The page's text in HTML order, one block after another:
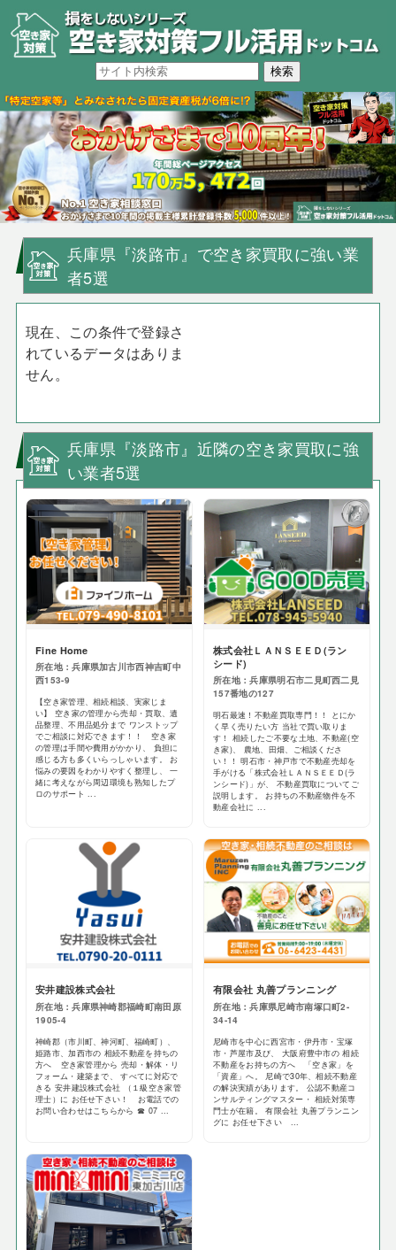
兵庫県『淡路市』で空き家買取に強い業
者5選
現在、この条件で登録さ
れているデータはありま
せん。
兵庫県『淡路市』近隣の空き家買取に強
い業者5選
Fine Home
所在地：兵庫県加古川市西神吉町中
西153-9
【空き家管理、相続相談、実家じま
い】 空き家の管理から売却・買取、遺
品整理、不用品処分まで ワンストップ
でご相談に対応できます！！ 空き家
の管理は手間や費用がかかり、 負担に
感じる方も多くいらっしゃいます。 お
悩みの要因をわかりやすく整理し、 一
緒に考えながら周辺環境も熟知したプ
ロのサポート ...
株式会社ＬＡＮＳＥＥＤ(ラン
シード)
所在地：兵庫県明石市二見町西二見
157番地の127
明石最速！不動産買取専門！！ とにか
く早く売りたい方 当社で買い取りま
す！ 相続したご不要な土地、不動産(空
き家)、 農地、田畑、ご相談くださ
い！！ 明石市・神戸市で不動産売却を
手がける「株式会社ＬＡＮＳＥＥＤ(ラ
ンシード)」が、 不動産買取についてご
説明します。 お持ちの不動産物件を不
動産会社に ...
安井建設株式会社
所在地：兵庫県神崎郡福崎町南田原
1905-4
神崎郡（市川町、神河町、福崎町）、
姫路市、加西市の 相続不動産を持ちの
方へ 空き家管理から 売却・解体・リ
フォーム・建築まで、 すべてに対応で
きる 安井建設株式会社 （１級空き家管
理士）に お任せ下さい！ お電話での
お問い合わせはこちらから ☎ 07 ...
有限会社 丸善プランニング
所在地：兵庫県尼崎市南塚口町2-
34-14
尼崎市を中心に西宮市・伊丹市・宝塚
市・芦屋市及び、 大阪府豊中市の 相続
不動産をお持ちの方へ 「空き家」を
「資産」へ。 尼崎で30年、相続不動産
の解決実績があります。 公認不動産コ
ンサルティングマスター・ 相続対策専
門士が在籍。 有限会社 丸善プランニン
グに お任せ下さい ...